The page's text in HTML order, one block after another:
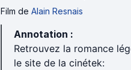
Film de Alain Resnais
Annotation :
Retrouvez la romance
le site de la cinétek: